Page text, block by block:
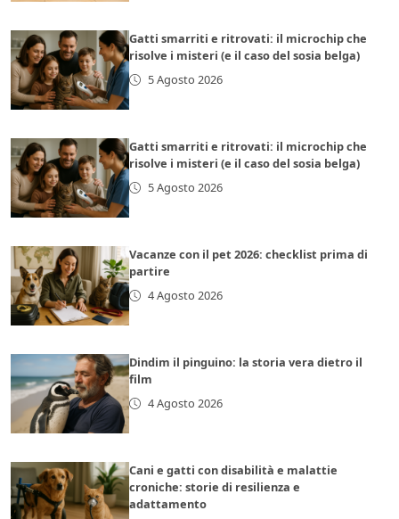
Gatti smarriti e ritrovati: il microchip che
risolve i misteri (e il caso del sosia belga)
5 Agosto 2026
Gatti smarriti e ritrovati: il microchip che
risolve i misteri (e il caso del sosia belga)
5 Agosto 2026
Vacanze con il pet 2026: checklist prima di
partire
4 Agosto 2026
Dindim il pinguino: la storia vera dietro il
film
4 Agosto 2026
Cani e gatti con disabilità e malattie
croniche: storie di resilienza e
adattamento